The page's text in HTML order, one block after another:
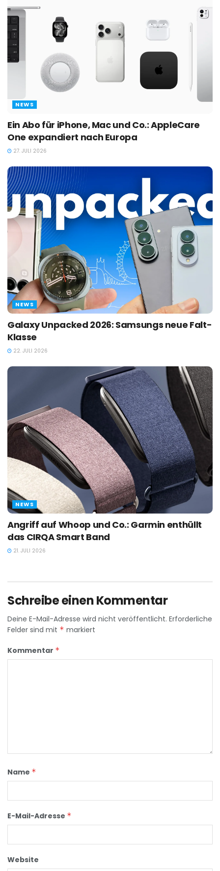
NEWS
Ein Abo für iPhone, Mac und Co.: AppleCare
One expandiert nach Europa
27. JULI 2026
NEWS
Galaxy Unpacked 2026: Samsungs neue Falt-
Klasse
22. JULI 2026
NEWS
Angriff auf Whoop und Co.: Garmin enthüllt
das CIRQA Smart Band
21. JULI 2026
Schreibe einen Kommentar
Deine E-Mail-Adresse wird nicht veröffentlicht. Erforderliche
Felder sind mit * markiert
Kommentar *
Name *
E-Mail-Adresse *
Website